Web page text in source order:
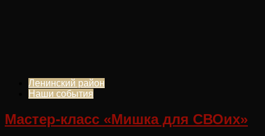
Ленинский район
Наши события
Мастер-класс «Мишка для СВОих»